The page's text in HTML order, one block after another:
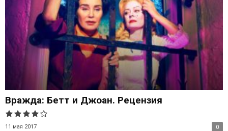
Вражда: Бетт и Джоан. Рецензия
11 мая 2017 0